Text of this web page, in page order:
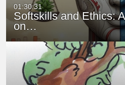
01:30:31
Softskills and Ethics:
on…